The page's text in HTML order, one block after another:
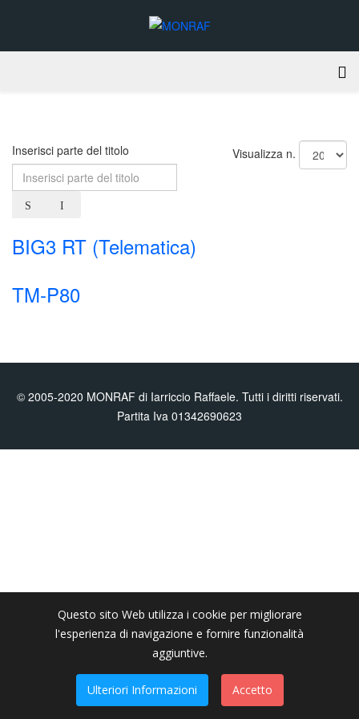
Inserisci parte del titolo Visualizza n.
BIG3 RT (Telematica)
TM-P80
© 2005-2020 MONRAF di Iarriccio Raffaele. Tutti i diritti riservati.
Partita Iva 01342690623
Questo sito Web utilizza i cookie per migliorare
l'esperienza di navigazione e fornire funzionalità
aggiuntive.
Ulteriori Informazioni Accetto